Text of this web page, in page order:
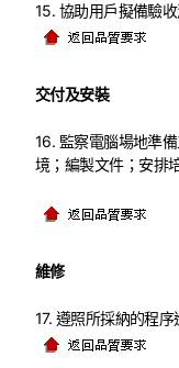
15. 協助用戶擬備驗
交付及安裝
16. 監察電腦場地準
境；編製文件；安排
維修
17. 遵照所採納的程